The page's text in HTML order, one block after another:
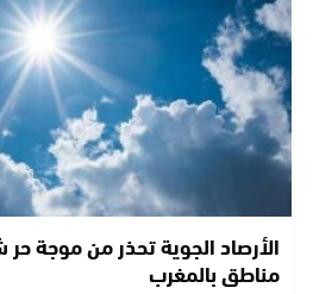
الأرصاد الجوية تحذر من موجة
مناطق بالمغرب